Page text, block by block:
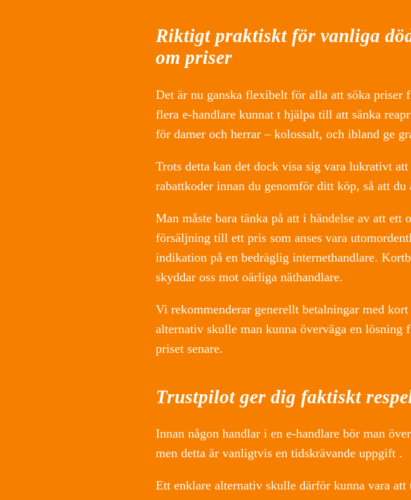
Riktigt praktiskt för vanliga
om priser
Det är nu ganska flexibelt för alla att söka
flera e-handlare kunnat t hjälpa till att sänka
för damer och herrar – kolossalt, och ibland ge
Trots detta kan det dock visa sig vara lukrativt
rabattkoder innan du genomför ditt köp, så att du
Man måste bara tänka på att i händelse av att
försäljning till ett pris som anses vara
indikation på en bedräglig internethandlare.
skyddar oss mot oärliga näthandlare.
Vi rekommenderar generellt betalningar med
alternativ skulle man kunna överväga en
priset senare.
Trustpilot ger dig faktiskt
Innan någon handlar i en e-handlare bör man
men detta är vanligtvis en tidskrävande uppgift .
Ett enklare alternativ skulle därför kunna vara